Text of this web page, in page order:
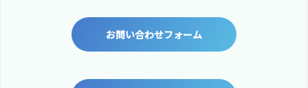
お問い合わせフォーム